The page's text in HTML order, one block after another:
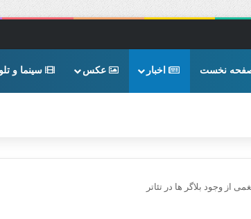
نخست اخبار عکس سینما و
از وجود بلاگر ها در تئاتر